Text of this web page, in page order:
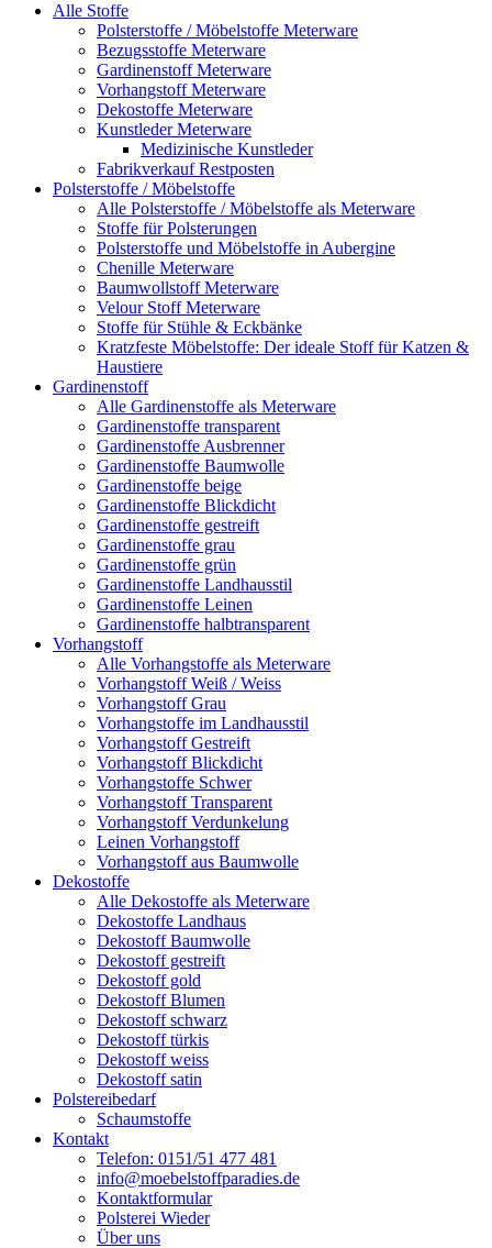
Alle Stoffe
Polsterstoffe / Möbelstoffe Meterware
Bezugsstoffe Meterware
Gardinenstoff Meterware
Vorhangstoff Meterware
Dekostoffe Meterware
Kunstleder Meterware
Medizinische Kunstleder
Fabrikverkauf Restposten
Polsterstoffe / Möbelstoffe
Alle Polsterstoffe / Möbelstoffe als Meterware
Stoffe für Polsterungen
Polsterstoffe und Möbelstoffe in Aubergine
Chenille Meterware
Baumwollstoff Meterware
Velour Stoff Meterware
Stoffe für Stühle & Eckbänke
Kratzfeste Möbelstoffe: Der ideale Stoff für Katzen &
Haustiere
Gardinenstoff
Alle Gardinenstoffe als Meterware
Gardinenstoffe transparent
Gardinenstoffe Ausbrenner
Gardinenstoffe Baumwolle
Gardinenstoffe beige
Gardinenstoffe Blickdicht
Gardinenstoffe gestreift
Gardinenstoffe grau
Gardinenstoffe grün
Gardinenstoffe Landhausstil
Gardinenstoffe Leinen
Gardinenstoffe halbtransparent
Vorhangstoff
Alle Vorhangstoffe als Meterware
Vorhangstoff Weiß / Weiss
Vorhangstoff Grau
Vorhangstoffe im Landhausstil
Vorhangstoff Gestreift
Vorhangstoff Blickdicht
Vorhangstoffe Schwer
Vorhangstoff Transparent
Vorhangstoff Verdunkelung
Leinen Vorhangstoff
Vorhangstoff aus Baumwolle
Dekostoffe
Alle Dekostoffe als Meterware
Dekostoffe Landhaus
Dekostoff Baumwolle
Dekostoff gestreift
Dekostoff gold
Dekostoff Blumen
Dekostoff schwarz
Dekostoff türkis
Dekostoff weiss
Dekostoff satin
Polstereibedarf
Schaumstoffe
Kontakt
Telefon: 0151/51 477 481
info@moebelstoffparadies.de
Kontaktformular
Polsterei Wieder
Über uns